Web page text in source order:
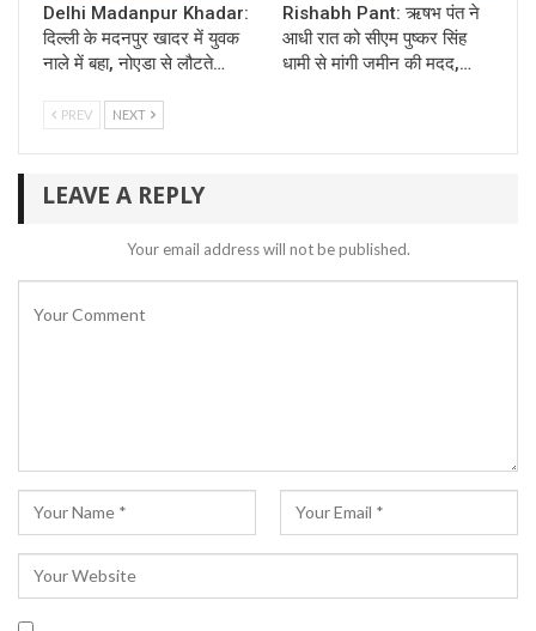
Delhi Madanpur Khadar:
दिल्ली के मदनपुर खादर में युवक
नाले में बहा, नोएडा से लौटते…
Rishabh Pant: ऋषभ पंत ने
आधी रात को सीएम पुष्कर सिंह
धामी से मांगी जमीन की मदद,…
PREV NEXT
LEAVE A REPLY
Your email address will not be published.